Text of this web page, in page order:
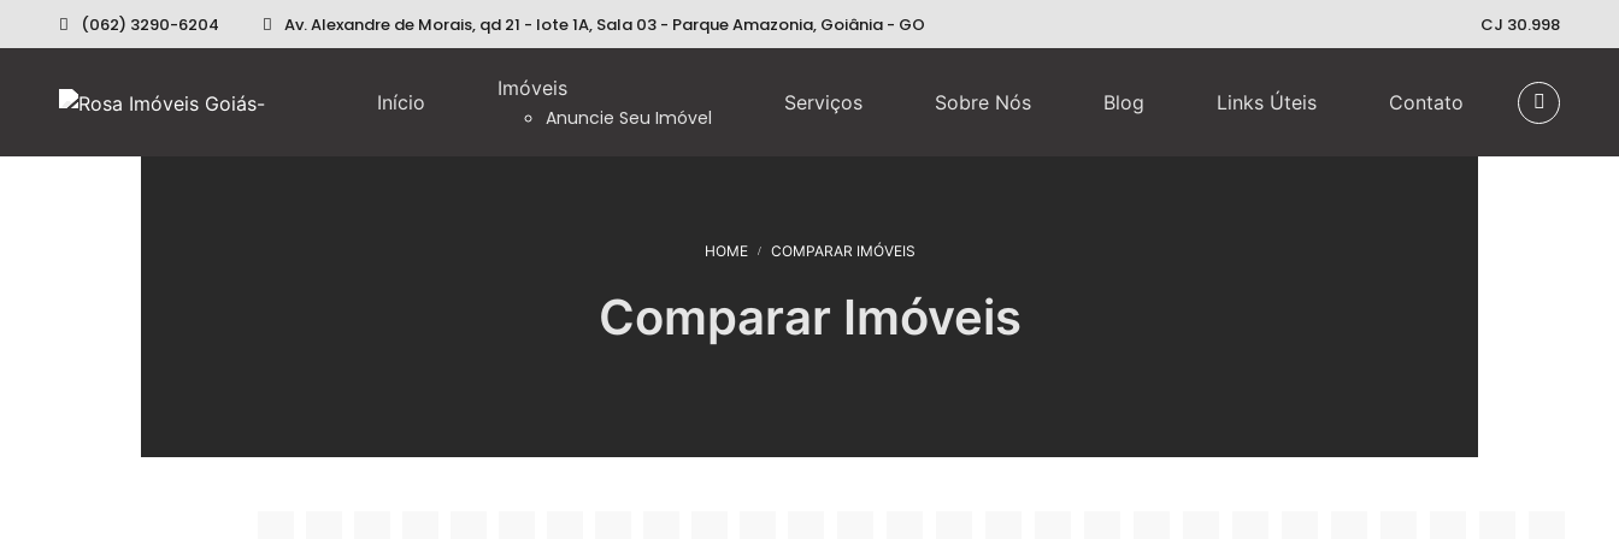
(062) 3290-6204 Av. Alexandre de Morais, qd 21 - lote 1A, Sala 03 - Parque Amazonia, Goiânia - GO CJ 30.998
Início
Imóveis
Anuncie Seu Imóvel
Serviços Sobre Nós Blog Links Úteis Contato
HOME COMPARAR IMÓVEIS
Comparar Imóveis